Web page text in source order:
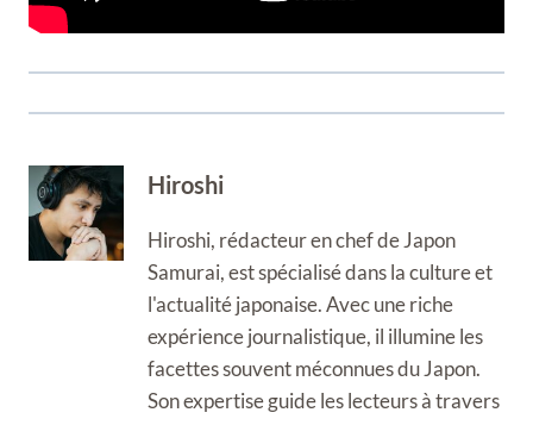
Hiroshi
Hiroshi, rédacteur en chef de Japon
Samurai, est spécialisé dans la culture et
l'actualité japonaise. Avec une riche
expérience journalistique, il illumine les
facettes souvent méconnues du Japon.
Son expertise guide les lecteurs à travers